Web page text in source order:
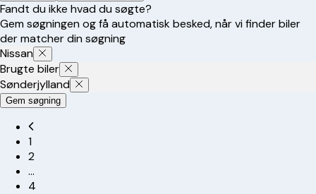
Fandt du ikke hvad du søgte?
Gem søgningen og få automatisk besked, når vi finder biler
der matcher din søgning
Nissan
Brugte biler
Sønderjylland
Gem søgning
1
2
…
4